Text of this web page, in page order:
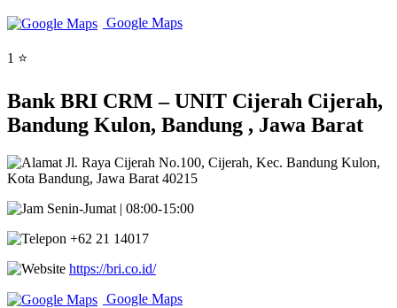
Google Maps
1 ⭐
Bank BRI CRM – UNIT Cijerah Cijerah,
Bandung Kulon, Bandung , Jawa Barat
Jl. Raya Cijerah No.100, Cijerah, Kec. Bandung Kulon,
Kota Bandung, Jawa Barat 40215
Senin-Jumat | 08:00-15:00
+62 21 14017
https://bri.co.id/
Google Maps